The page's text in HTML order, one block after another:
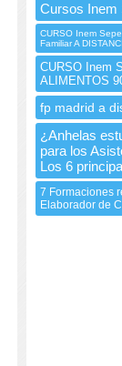
Cursos Inem
CURSO Inem
Familiar A
CURSO Inem
ALIMENTOS
fp madrid a
¿Anhelas
para los
Los 6
7 Formaciones
Elaborador de